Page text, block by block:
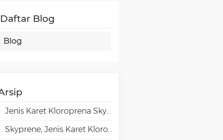
Daftar Blog
Blog
Jenis Karet Kloroprena Skyprene untuk Aplikasi Perekat
Skyprene, Jenis Karet Kloroprena untuk Aplikasi Industri